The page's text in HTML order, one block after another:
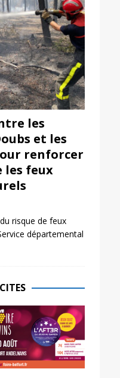
les
et les
renforcer
feux
risque de feux
départemental